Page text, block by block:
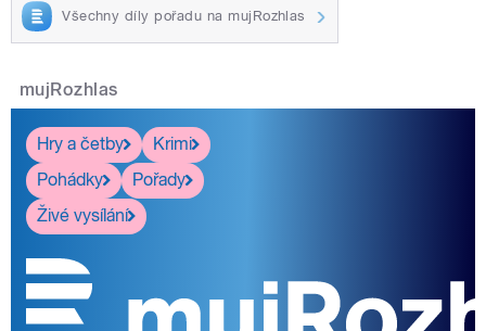
Všechny díly pořadu na mujRozhlas
mujRozhlas
Hry a četby
Krimi
Pohádky
Pořady
Živé vysílání